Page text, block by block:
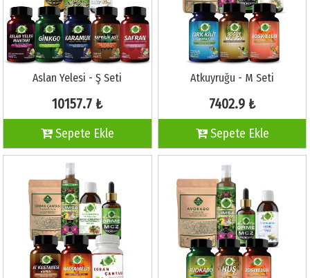
Aslan Yelesi - Ş Seti
10157.7 ₺
Sepete Ekle
Atkuyruğu - M Seti
7402.9 ₺
Sepete Ekle